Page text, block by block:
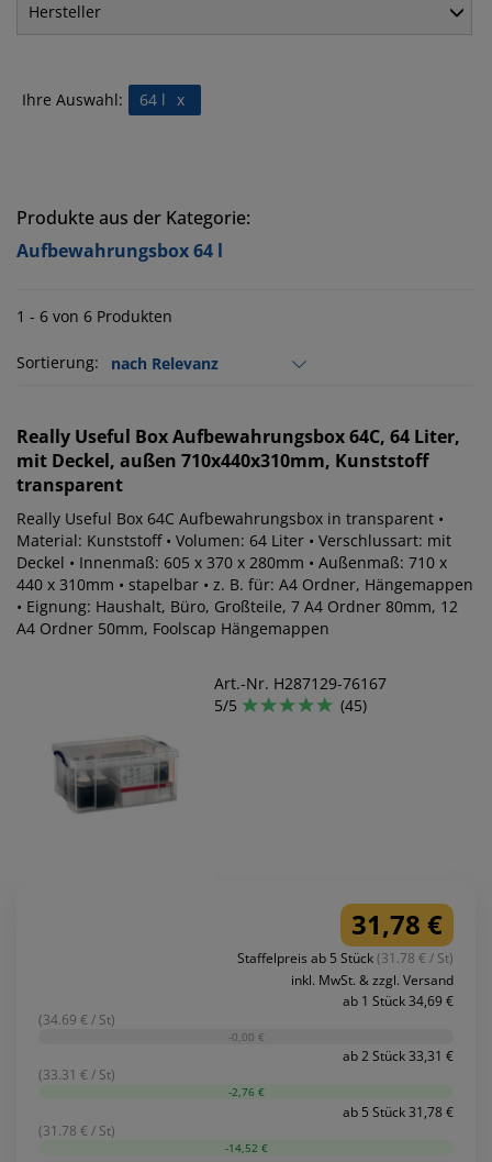
Hersteller
Ihre Auswahl: x
64 l
Produkte aus der Kategorie:
Aufbewahrungsbox 64 l
1 - 6 von 6 Produkten
Sortierung:
Really Useful BoxAufbewahrungsbox 64C, 64 Liter,
mit Deckel, außen 710x440x310mm, Kunststoff
transparent
Really Useful Box 64C Aufbewahrungsbox in transparent •
Material: Kunststoff • Volumen: 64 Liter • Verschlussart: mit
Deckel • Innenmaß: 605 x 370 x 280mm • Außenmaß: 710 x
440 x 310mm • stapelbar • z. B. für: A4 Ordner, Hängemappen
• Eignung: Haushalt, Büro, Großteile, 7 A4 Ordner 80mm, 12
A4 Ordner 50mm, Foolscap Hängemappen
Art.-Nr. H287129-76167
5/5
(45)
31,78 €
Staffelpreis ab 5 Stück(31.78 € / St)
inkl. MwSt. & zzgl. Versand
ab 1 Stück 34,69 €
(34.69 € / St)
-0,00 €
ab 2 Stück 33,31 €
(33.31 € / St)
-2,76 €
ab 5 Stück 31,78 €
(31.78 € / St)
-14,52 €